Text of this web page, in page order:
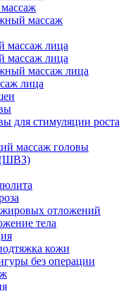
массаж
массаж лица
массаж лица
массаж лица
лица
для стимуляции роста
массаж головы
отложений
тела
кожи
без операции